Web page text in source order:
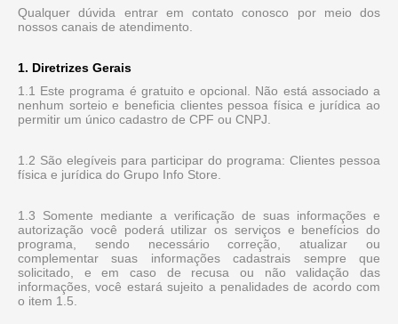
Qualquer dúvida entrar em contato conosco por meio dos
nossos canais de atendimento.
1. Diretrizes Gerais
1.1 Este programa é gratuito e opcional. Não está associado a
nenhum sorteio e beneficia clientes pessoa física e jurídica ao
permitir um único cadastro de CPF ou CNPJ.
1.2 São elegíveis para participar do programa: Clientes pessoa
física e jurídica do Grupo Info Store.
1.3 Somente mediante a verificação de suas informações e
autorização você poderá utilizar os serviços e benefícios do
programa, sendo necessário correção, atualizar ou
complementar suas informações cadastrais sempre que
solicitado, e em caso de recusa ou não validação das
informações, você estará sujeito a penalidades de acordo com
o item 1.5.